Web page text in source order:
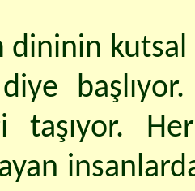
dininin kutsal
taşıyor.